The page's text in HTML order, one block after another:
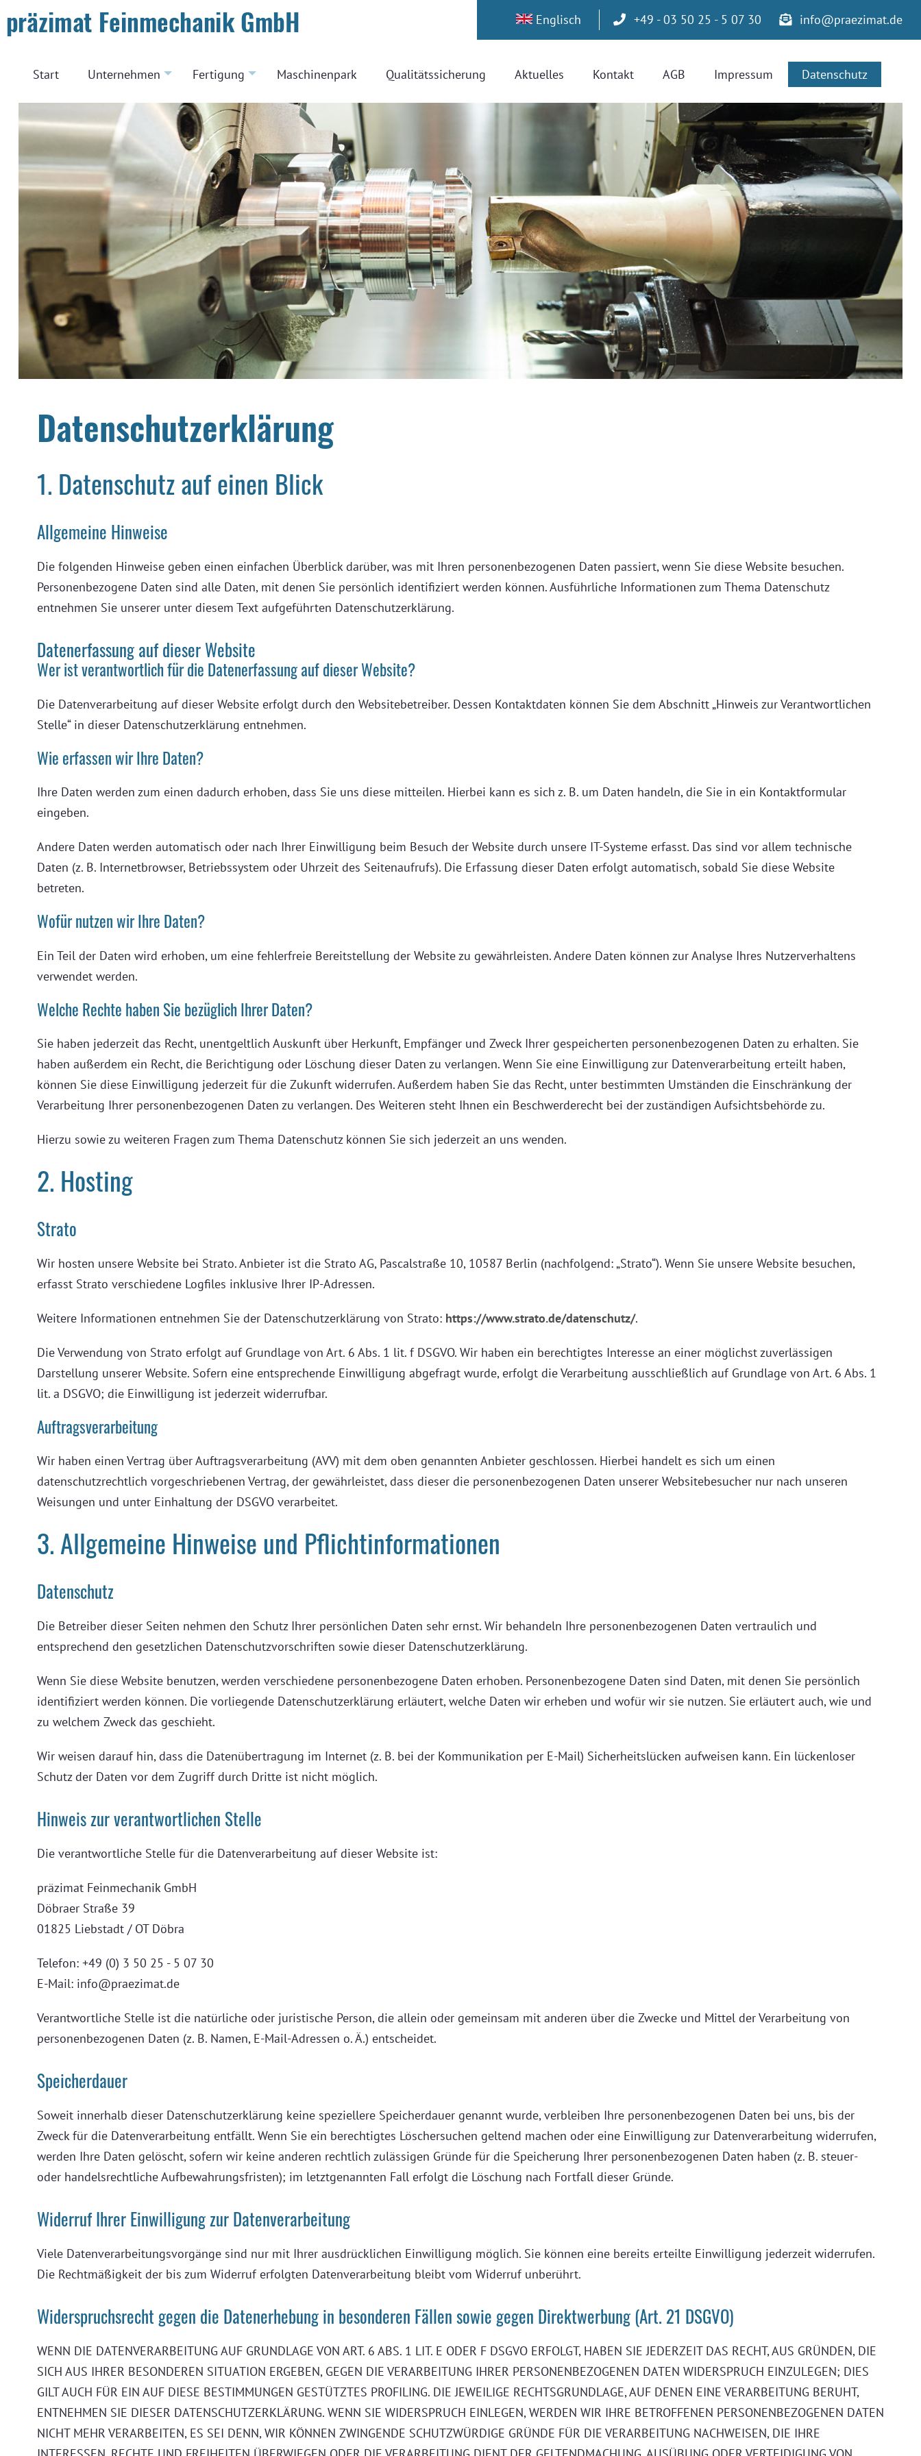
Englisch +49 - 03 50 25 - 5 07 30 info@praezimat.de
Start Unternehmen Fertigung Maschinenpark Qualitätssicherung Aktuelles Kontakt AGB Impressum Datenschutz
Datenschutzerklärung
1. Datenschutz auf einen Blick
Allgemeine Hinweise
Die folgenden Hinweise geben einen einfachen Überblick darüber, was mit Ihren personenbezogenen Daten passiert, wenn Sie diese Website besuchen.
Personenbezogene Daten sind alle Daten, mit denen Sie persönlich identifiziert werden können. Ausführliche Informationen zum Thema Datenschutz
entnehmen Sie unserer unter diesem Text aufgeführten Datenschutzerklärung.
Datenerfassung auf dieser Website
Wer ist verantwortlich für die Datenerfassung auf dieser Website?
Die Datenverarbeitung auf dieser Website erfolgt durch den Websitebetreiber. Dessen Kontaktdaten können Sie dem Abschnitt „Hinweis zur Verantwortlichen
Stelle“ in dieser Datenschutzerklärung entnehmen.
Wie erfassen wir Ihre Daten?
Ihre Daten werden zum einen dadurch erhoben, dass Sie uns diese mitteilen. Hierbei kann es sich z. B. um Daten handeln, die Sie in ein Kontaktformular
eingeben.
Andere Daten werden automatisch oder nach Ihrer Einwilligung beim Besuch der Website durch unsere IT-Systeme erfasst. Das sind vor allem technische
Daten (z. B. Internetbrowser, Betriebssystem oder Uhrzeit des Seitenaufrufs). Die Erfassung dieser Daten erfolgt automatisch, sobald Sie diese Website
betreten.
Wofür nutzen wir Ihre Daten?
Ein Teil der Daten wird erhoben, um eine fehlerfreie Bereitstellung der Website zu gewährleisten. Andere Daten können zur Analyse Ihres Nutzerverhaltens
verwendet werden.
Welche Rechte haben Sie bezüglich Ihrer Daten?
Sie haben jederzeit das Recht, unentgeltlich Auskunft über Herkunft, Empfänger und Zweck Ihrer gespeicherten personenbezogenen Daten zu erhalten. Sie
haben außerdem ein Recht, die Berichtigung oder Löschung dieser Daten zu verlangen. Wenn Sie eine Einwilligung zur Datenverarbeitung erteilt haben,
können Sie diese Einwilligung jederzeit für die Zukunft widerrufen. Außerdem haben Sie das Recht, unter bestimmten Umständen die Einschränkung der
Verarbeitung Ihrer personenbezogenen Daten zu verlangen. Des Weiteren steht Ihnen ein Beschwerderecht bei der zuständigen Aufsichtsbehörde zu.
Hierzu sowie zu weiteren Fragen zum Thema Datenschutz können Sie sich jederzeit an uns wenden.
2. Hosting
Strato
Wir hosten unsere Website bei Strato. Anbieter ist die Strato AG, Pascalstraße 10, 10587 Berlin (nachfolgend: „Strato“). Wenn Sie unsere Website besuchen,
erfasst Strato verschiedene Logfiles inklusive Ihrer IP-Adressen.
Weitere Informationen entnehmen Sie der Datenschutzerklärung von Strato: https://www.strato.de/datenschutz/.
Die Verwendung von Strato erfolgt auf Grundlage von Art. 6 Abs. 1 lit. f DSGVO. Wir haben ein berechtigtes Interesse an einer möglichst zuverlässigen
Darstellung unserer Website. Sofern eine entsprechende Einwilligung abgefragt wurde, erfolgt die Verarbeitung ausschließlich auf Grundlage von Art. 6 Abs. 1
lit. a DSGVO; die Einwilligung ist jederzeit widerrufbar.
Auftragsverarbeitung
Wir haben einen Vertrag über Auftragsverarbeitung (AVV) mit dem oben genannten Anbieter geschlossen. Hierbei handelt es sich um einen
datenschutzrechtlich vorgeschriebenen Vertrag, der gewährleistet, dass dieser die personenbezogenen Daten unserer Websitebesucher nur nach unseren
Weisungen und unter Einhaltung der DSGVO verarbeitet.
3. Allgemeine Hinweise und Pflicht­informationen
Datenschutz
Die Betreiber dieser Seiten nehmen den Schutz Ihrer persönlichen Daten sehr ernst. Wir behandeln Ihre personenbezogenen Daten vertraulich und
entsprechend den gesetzlichen Datenschutzvorschriften sowie dieser Datenschutzerklärung.
Wenn Sie diese Website benutzen, werden verschiedene personenbezogene Daten erhoben. Personenbezogene Daten sind Daten, mit denen Sie persönlich
identifiziert werden können. Die vorliegende Datenschutzerklärung erläutert, welche Daten wir erheben und wofür wir sie nutzen. Sie erläutert auch, wie und
zu welchem Zweck das geschieht.
Wir weisen darauf hin, dass die Datenübertragung im Internet (z. B. bei der Kommunikation per E-Mail) Sicherheitslücken aufweisen kann. Ein lückenloser
Schutz der Daten vor dem Zugriff durch Dritte ist nicht möglich.
Hinweis zur verantwortlichen Stelle
Die verantwortliche Stelle für die Datenverarbeitung auf dieser Website ist:
präzimat Feinmechanik GmbH
Döbraer Straße 39
01825 Liebstadt / OT Döbra
Telefon: +49 (0) 3 50 25 - 5 07 30
E-Mail: info@praezimat.de
Verantwortliche Stelle ist die natürliche oder juristische Person, die allein oder gemeinsam mit anderen über die Zwecke und Mittel der Verarbeitung von
personenbezogenen Daten (z. B. Namen, E-Mail-Adressen o. Ä.) entscheidet.
Speicherdauer
Soweit innerhalb dieser Datenschutzerklärung keine speziellere Speicherdauer genannt wurde, verbleiben Ihre personenbezogenen Daten bei uns, bis der
Zweck für die Datenverarbeitung entfällt. Wenn Sie ein berechtigtes Löschersuchen geltend machen oder eine Einwilligung zur Datenverarbeitung widerrufen,
werden Ihre Daten gelöscht, sofern wir keine anderen rechtlich zulässigen Gründe für die Speicherung Ihrer personenbezogenen Daten haben (z. B. steuer-
oder handelsrechtliche Aufbewahrungsfristen); im letztgenannten Fall erfolgt die Löschung nach Fortfall dieser Gründe.
Widerruf Ihrer Einwilligung zur Datenverarbeitung
Viele Datenverarbeitungsvorgänge sind nur mit Ihrer ausdrücklichen Einwilligung möglich. Sie können eine bereits erteilte Einwilligung jederzeit widerrufen.
Die Rechtmäßigkeit der bis zum Widerruf erfolgten Datenverarbeitung bleibt vom Widerruf unberührt.
Widerspruchsrecht gegen die Datenerhebung in besonderen Fällen sowie gegen Direktwerbung (Art. 21 DSGVO)
WENN DIE DATENVERARBEITUNG AUF GRUNDLAGE VON ART. 6 ABS. 1 LIT. E ODER F DSGVO ERFOLGT, HABEN SIE JEDERZEIT DAS RECHT, AUS GRÜNDEN, DIE
SICH AUS IHRER BESONDEREN SITUATION ERGEBEN, GEGEN DIE VERARBEITUNG IHRER PERSONENBEZOGENEN DATEN WIDERSPRUCH EINZULEGEN; DIES
GILT AUCH FÜR EIN AUF DIESE BESTIMMUNGEN GESTÜTZTES PROFILING. DIE JEWEILIGE RECHTSGRUNDLAGE, AUF DENEN EINE VERARBEITUNG BERUHT,
ENTNEHMEN SIE DIESER DATENSCHUTZERKLÄRUNG. WENN SIE WIDERSPRUCH EINLEGEN, WERDEN WIR IHRE BETROFFENEN PERSONENBEZOGENEN DATEN
NICHT MEHR VERARBEITEN, ES SEI DENN, WIR KÖNNEN ZWINGENDE SCHUTZWÜRDIGE GRÜNDE FÜR DIE VERARBEITUNG NACHWEISEN, DIE IHRE